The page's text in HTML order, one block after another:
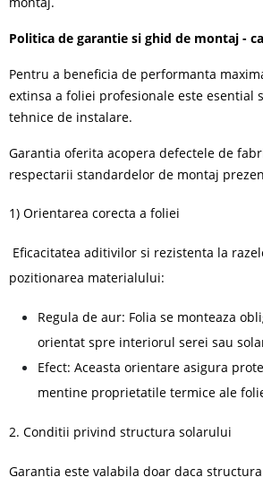
Politica de garantie si ghid de montaj -
Pentru a beneficia de performanta
extinsa a foliei profesionale este esential
tehnice de instalare.
Garantia oferita acopera defectele de
respectarii standardelor de montaj
1) Orientarea corecta a foliei
Eficacitatea aditivilor si rezistenta la
pozitionarea materialului:
Regula de aur: Folia se monteaza
orientat spre interiorul serei sau
Efect: Aceasta orientare asigura
mentine proprietatile termice ale
2. Conditii privind structura solarului
Garantia este valabila doar daca